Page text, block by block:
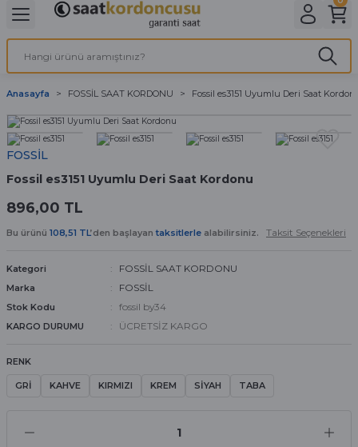
Geri Dön
& ELEKTİRİK AYDINLATMA & ELEKTRİK
BİLGİSAYAR
OFİS MALZEMELERİ
Geri Dön
ve Cihaz Pilleri
ÇEŞİTLERİ
ÇEŞİTLERİ
Geri Dön
Geri Dön
Kordon Çeşitleri
Kordonları
Kordonu
Anasayfa FOSSİL SAAT KORDONU Fossil es3151 Uyumlu Deri Saat
FOSSİL
Fossil es3151 Uyumlu Deri Saat Kordonu
896,00 TL
Bu ürünü 108,51 TL’den başlayantaksitlerle alabilirsiniz. Taksit Seçenekleri
Kategori FOSSİL SAAT KORDONU
Marka FOSSİL
Stok Kodu fossil by34
KARGO DURUMU ÜCRETSİZ KARGO
RENK
GRİ KAHVE KIRMIZI KREM SİYAH TABA